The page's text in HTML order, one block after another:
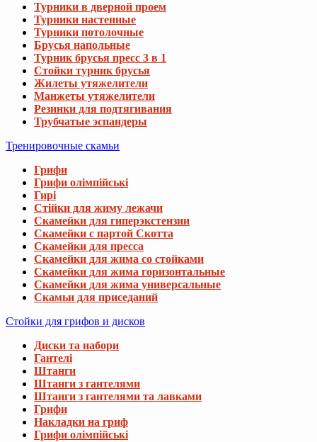
Турники в дверной проем
Турники настенные
Турники потолочные
Брусья напольные
Турник брусья пресс 3 в 1
Стойки турник брусья
Жилеты утяжелители
Манжеты утяжелители
Резинки для подтягивания
Трубчатые эспандеры
Тренировочные скамьи
Грифи
Грифи олімпійські
Гирі
Стійки для жиму лежачи
Скамейки для гиперэкстензии
Скамейки с партой Скотта
Скамейки для пресса
Скамейки для жима со стойками
Скамейки для жима горизонтальные
Скамейки для жима универсальные
Скамьи для приседаний
Стойки для грифов и дисков
Диски та набори
Гантелі
Штанги
Штанги з гантелями
Штанги з гантелями та лавками
Грифи
Накладки на гриф
Грифи олімпійські